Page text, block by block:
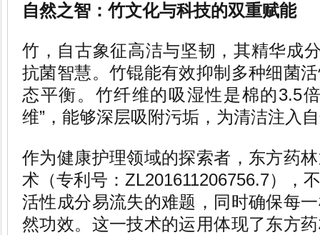
自然之智：竹文化与科技的双重赋能
竹，自古象征高洁与坚韧，其精华成
抗菌智慧。竹锟能有效抑制多种细菌
态平衡。竹纤维的吸湿性是棉的3.5
维”，能够深层吸附污垢，为清洁注入
作为健康护理领域的探索者，东方药
术（专利号：ZL201611206756.7），
活性成分易流失的难题，同时确保每
然功效。这一技术的运用体现了东方